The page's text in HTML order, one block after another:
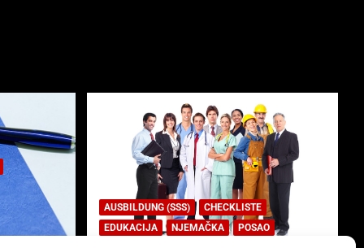
AUSBILDUNG (SSS)
CHECKLISTE
EDUKACIJA
NJEMAČKA POSAO